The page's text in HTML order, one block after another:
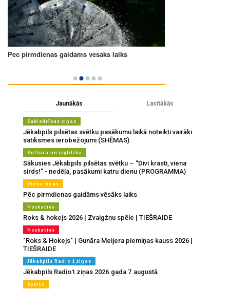
Jaunākās Lasītākās
Sabiedrības ziņas
Jēkabpils pilsētas svētku pasākumu laikā noteikti vairāki
satiksmes ierobežojumi (SHĒMAS)
Kultūra un izglītība
Sākusies Jēkabpils pilsētas svētku – “Divi krasti, viena
sirds!” - nedēļa, pasākumi katru dienu (PROGRAMMA)
Vides ziņas
Pēc pirmdienas gaidāms vēsāks laiks
Noskaties
Roks & hokejs 2026 | Zvaigžņu spēle | TIEŠRAIDE
Noskaties
"Roks & Hokejs" | Gunāra Meijera piemiņas kauss 2026 |
TIEŠRAIDE
Jēkabpils Radio 1 ziņas
Jēkabpils Radio1 ziņas 2026.gada 7.augustā
Sports